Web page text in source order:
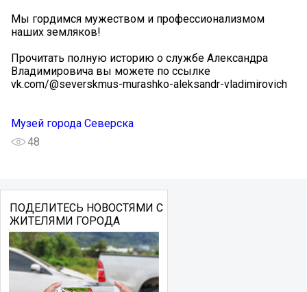
Мы гордимся мужеством и профессионализмом
наших земляков!
Прочитать полную историю о службе Александра
Владимировича вы можете по ссылке
vk.com/@severskmus-murashko-aleksandr-vladimirovich
Музей города Северска
48
ПОДЕЛИТЕСЬ НОВОСТЯМИ С
ЖИТЕЛЯМИ ГОРОДА